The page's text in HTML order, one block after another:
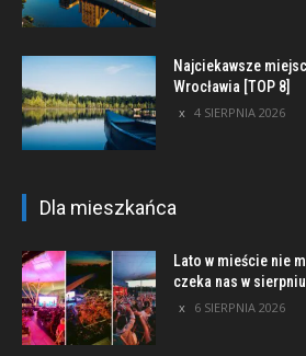
Najciekawsze
Wrocławia [TOP 8]
4 SIERPNIA 2026
Dla mieszkańca
Lato w mieście nie
czeka nas w
6 SIERPNIA 2026